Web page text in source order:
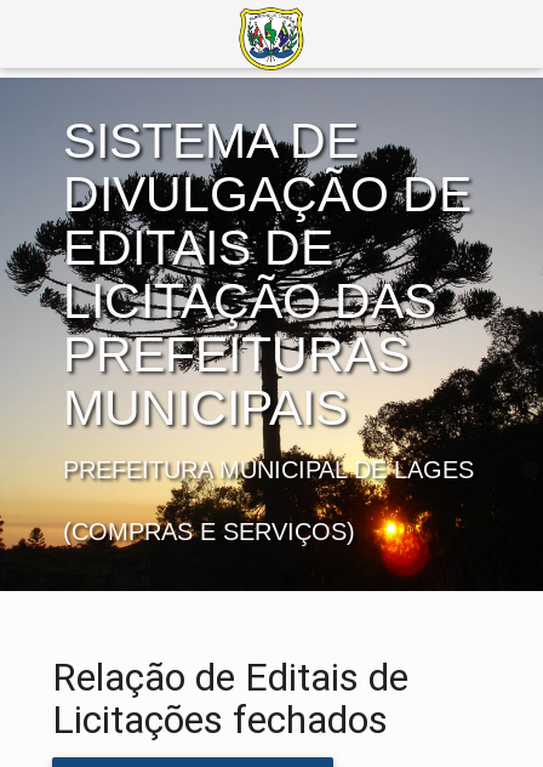
SISTEMA DE
DIVULGAÇÃO DE
EDITAIS DE
LICITAÇÃO DAS
PREFEITURAS
MUNICIPAIS
PREFEITURA MUNICIPAL DE LAGES
(COMPRAS E SERVIÇOS)
Relação de Editais de
Licitações fechados